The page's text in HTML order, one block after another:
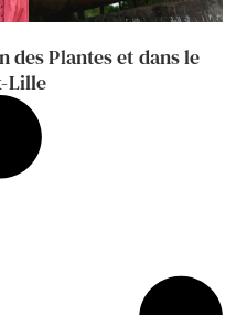
des Plantes et dans le
Lille